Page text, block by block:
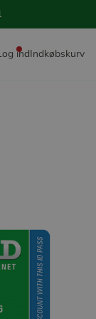
indIndkøbskurv